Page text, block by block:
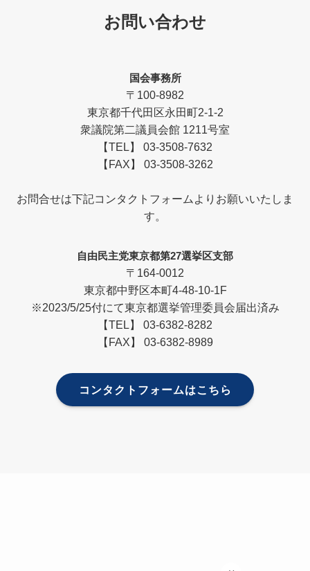
お問い合わせ
国会事務所
〒100-8982
東京都千代田区永田町2-1-2
衆議院第二議員会館 1211号室
【TEL】 03-3508-7632
【FAX】 03-3508-3262
お問合せは下記コンタクトフォームよりお願いいたしま
す。
自由民主党東京都第27選挙区支部
〒164-0012
東京都中野区本町4-48-10-1F
※2023/5/25付にて東京都選挙管理委員会届出済み
【TEL】 03-6382-8282
【FAX】 03-6382-8989
コンタクトフォームはこちら